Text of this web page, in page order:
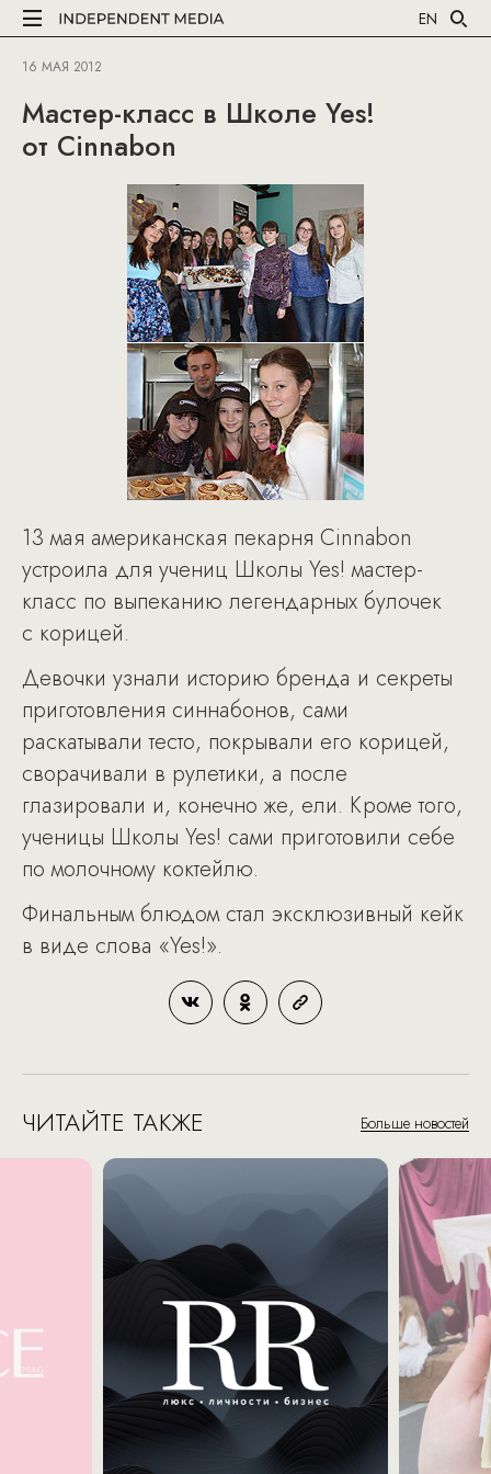
EN
16 МАЯ 2012
Мастер-класс в Школе Yes!
от Cinnabon
13 мая американская пекарня Cinnabon
устроила для учениц Школы Yes! мастер-
класс по выпеканию легендарных булочек
с корицей.
Девочки узнали историю бренда и секреты
приготовления синнабонов, сами
раскатывали тесто, покрывали его корицей,
сворачивали в рулетики, а после
глазировали и, конечно же, ели. Кроме того,
ученицы Школы Yes! сами приготовили себе
по молочному коктейлю.
Финальным блюдом стал эксклюзивный кейк
в виде слова «Yes!».
ЧИТАЙТЕ ТАКЖЕ Больше новостей